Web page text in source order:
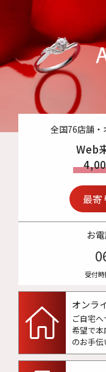
全国76店舗・
Web
最寄
お
受付
オンラ
ご自宅へ
希望で
のお手